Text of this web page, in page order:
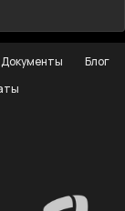
Документы
Блог